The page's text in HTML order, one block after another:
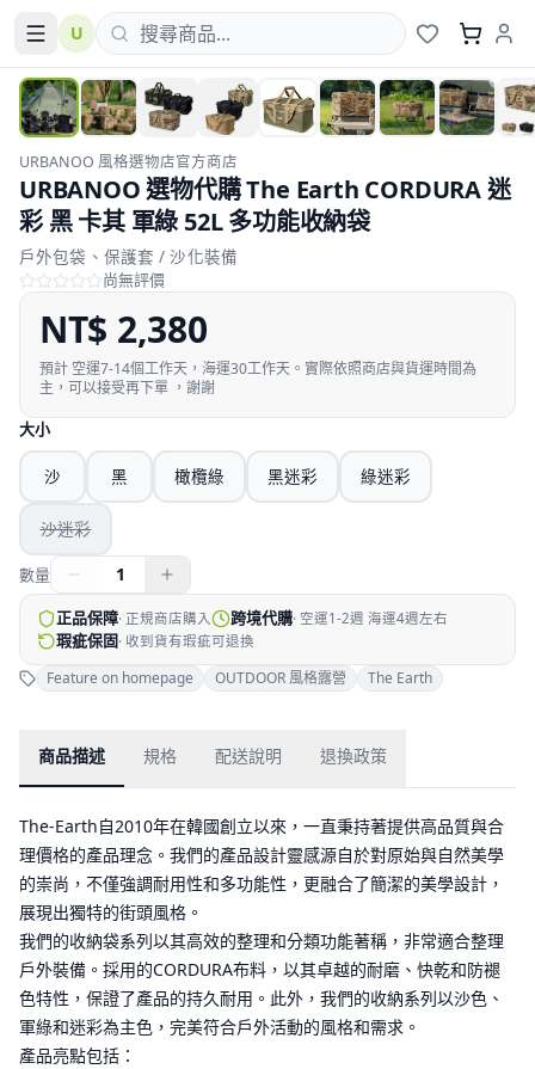
U
URBANOO 風格選物店官方商店
URBANOO 選物代購 The Earth CORDURA 迷
彩 黑 卡其 軍綠 52L 多功能收納袋
戶外包袋、保護套 / 沙化裝備
尚無評價
NT$ 2,380
預計 空運7-14個工作天，海運30工作天。實際依照商店與貨運時間為
主，可以接受再下單 ，謝謝
大小
沙 黑 橄欖綠 黑迷彩 綠迷彩
沙迷彩
數量 1
正品保障· 正規商店購入 跨境代購· 空運1-2週 海運4週左右
瑕疵保固· 收到貨有瑕疵可退換
Feature on homepage OUTDOOR 風格露營 The Earth
商品描述 規格 配送說明 退換政策
The-Earth自2010年在韓國創立以來，一直秉持著提供高品質與合
理價格的產品理念。我們的產品設計靈感源自於對原始與自然美學
的崇尚，不僅強調耐用性和多功能性，更融合了簡潔的美學設計，
展現出獨特的街頭風格。
我們的收納袋系列以其高效的整理和分類功能著稱，非常適合整理
戶外裝備。採用的CORDURA布料，以其卓越的耐磨、快乾和防褪
色特性，保證了產品的持久耐用。此外，我們的收納系列以沙色、
軍綠和迷彩為主色，完美符合戶外活動的風格和需求。
產品亮點包括：